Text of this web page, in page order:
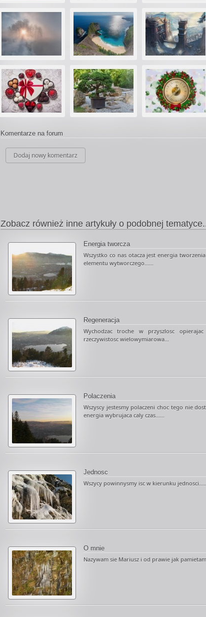
Komentarze na forum
Dodaj nowy komentarz
Zobacz również inne artykuły o podobnej
Energia tworcza
Wszystko co nas otacza jest energia
elementu wytworczego......
Regeneracja
Wychodzac troche w przyszlosc
rzeczywistosc wielowymiarowa...
Polaczenia
Wszyscy jestesmy polaczeni choc tego nie
energia wybrujaca caly czas......
Jednosc
Wszycy powinnysmy isc w kierunku
O mnie
Nazywam sie Mariusz i od prawie jak